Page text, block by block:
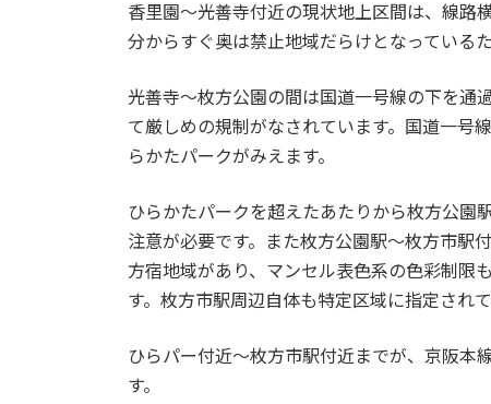
香里園～光善寺付近の現状地上区間は、線路
分からすぐ奥は禁止地域だらけとなっている
光善寺～枚方公園の間は国道一号線の下を通
て厳しめの規制がなされています。国道一号
らかたパークがみえます。
ひらかたパークを超えたあたりから枚方公園
注意が必要です。また枚方公園駅～枚方市駅
方宿地域があり、マンセル表色系の色彩制限
す。枚方市駅周辺自体も特定区域に指定され
ひらパー付近～枚方市駅付近までが、京阪本
す。